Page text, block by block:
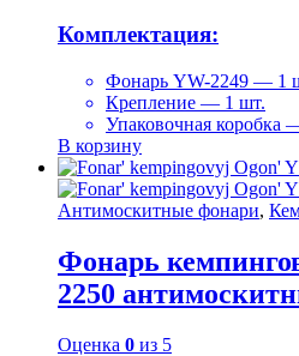
Комплектация:
Фонарь YW-2249 — 1
Крепление — 1 шт.
Упаковочная коробка
В корзину
Антимоскитные фонари,
Фонарь
2250
Оценка 0 из 5